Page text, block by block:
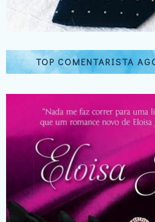
TOP COMENTARISTA